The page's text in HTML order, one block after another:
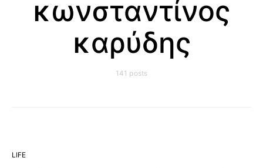
κωνσταντίνος
καρύδης
141 posts
LIFE